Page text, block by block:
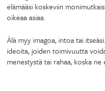
elämääsi koskeviin
oikeaa asiaa.
Älä myy imagoa, intoa tai
ideoita, joiden toimivuutta
menestystä tai rahaa, koska ne